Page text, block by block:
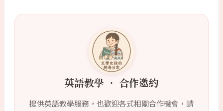
英語教學 ‧ 合作邀約
提供英語教學服務，也歡迎各式相關合作機會，請